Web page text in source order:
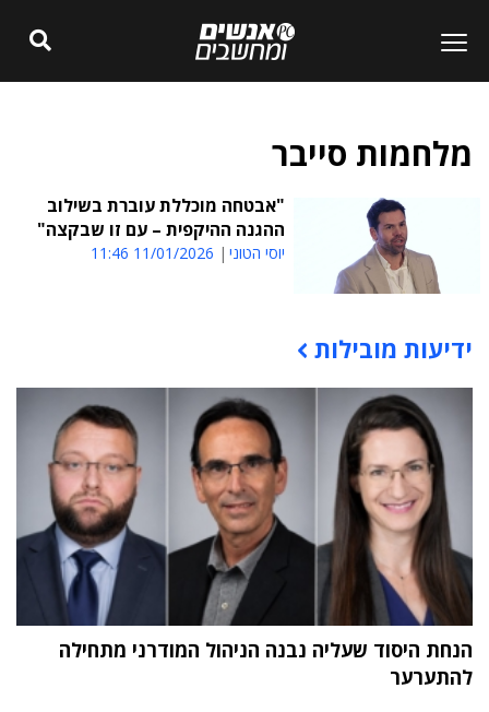
מלחמות סייבר
"אבטחה מוכללת עוברת בשילוב
ההגנה ההיקפית – עם זו שבקצה"
יוסי הטוני 11/01/2026 11:46
תוכן פרסומי
ידיעות מובילות
הנחת היסוד שעליה נבנה הניהול המודרני מתחילה
להתערער